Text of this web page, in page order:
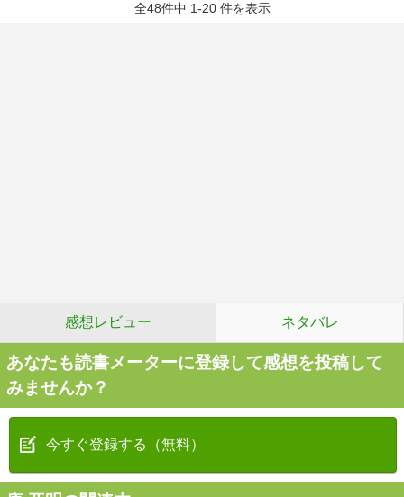
全48件中 1-20 件を表示
感想レビュー ネタバレ
あなたも読書メーターに登録して感想を投稿して
みませんか？
今すぐ登録する（無料）